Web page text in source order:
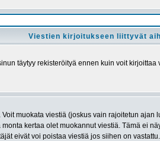
Viestien kirjoitukseen liittyvät
täytyy rekisteröityä ennen kuin voit
muokata viestiä (joskus vain rajoitetun ajan
kertaa olet muokannut viestiä. Tämä ei
eivät voi poistaa viestiä jos siihen on vastattu.